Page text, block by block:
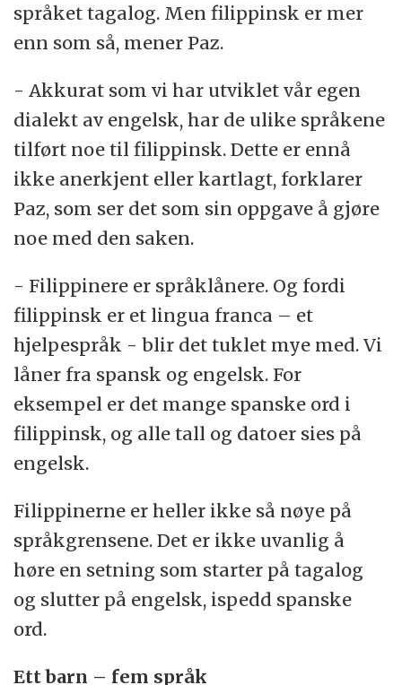
språket tagalog. Men filippinsk er mer
enn som så, mener Paz.
- Akkurat som vi har utviklet vår egen
dialekt av engelsk, har de ulike språkene
tilført noe til filippinsk. Dette er ennå
ikke anerkjent eller kartlagt, forklarer
Paz, som ser det som sin oppgave å gjøre
noe med den saken.
- Filippinere er språklånere. Og fordi
filippinsk er et lingua franca – et
hjelpespråk - blir det tuklet mye med. Vi
låner fra spansk og engelsk. For
eksempel er det mange spanske ord i
filippinsk, og alle tall og datoer sies på
engelsk.
Filippinerne er heller ikke så nøye på
språkgrensene. Det er ikke uvanlig å
høre en setning som starter på tagalog
og slutter på engelsk, ispedd spanske
ord.
Ett barn – fem språk